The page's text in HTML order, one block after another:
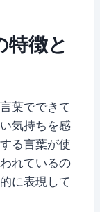
特徴と
葉でできて
気持ちを感
る言葉が使
れているの
に表現して